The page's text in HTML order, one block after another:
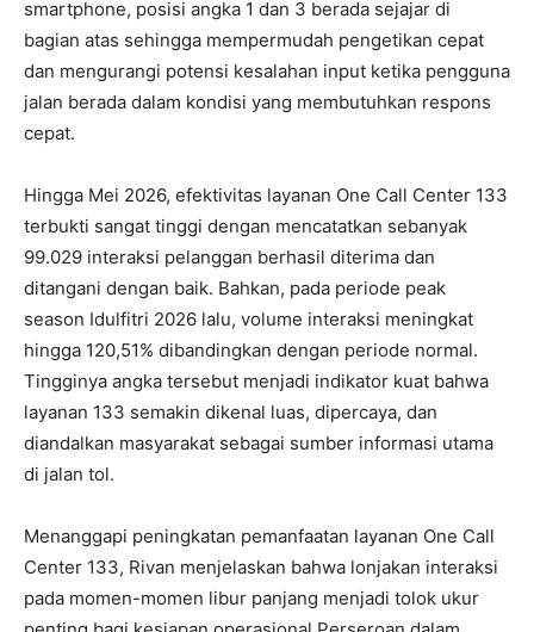
smartphone, posisi angka 1 dan 3 berada sejajar di
bagian atas sehingga mempermudah pengetikan cepat
dan mengurangi potensi kesalahan input ketika pengguna
jalan berada dalam kondisi yang membutuhkan respons
cepat.
Hingga Mei 2026, efektivitas layanan One Call Center 133
terbukti sangat tinggi dengan mencatatkan sebanyak
99.029 interaksi pelanggan berhasil diterima dan
ditangani dengan baik. Bahkan, pada periode peak
season Idulfitri 2026 lalu, volume interaksi meningkat
hingga 120,51% dibandingkan dengan periode normal.
Tingginya angka tersebut menjadi indikator kuat bahwa
layanan 133 semakin dikenal luas, dipercaya, dan
diandalkan masyarakat sebagai sumber informasi utama
di jalan tol.
Menanggapi peningkatan pemanfaatan layanan One Call
Center 133, Rivan menjelaskan bahwa lonjakan interaksi
pada momen-momen libur panjang menjadi tolok ukur